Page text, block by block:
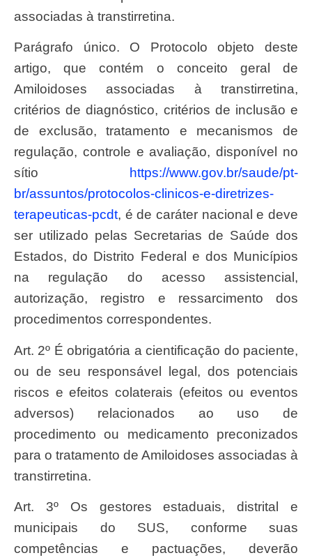
associadas à transtirretina.
Parágrafo único. O Protocolo objeto deste
artigo, que contém o conceito geral de
Amiloidoses associadas à transtirretina,
critérios de diagnóstico, critérios de inclusão e
de exclusão, tratamento e mecanismos de
regulação, controle e avaliação, disponível no
sítio
https://www.gov.br/saude/pt-
br/assuntos/protocolos-clinicos-e-diretrizes-
terapeuticas-pcdt, é de caráter nacional e deve
ser utilizado pelas Secretarias de Saúde dos
Estados, do Distrito Federal e dos Municípios
na regulação do acesso assistencial,
autorização, registro e ressarcimento dos
procedimentos correspondentes.
Art. 2º É obrigatória a cientificação do paciente,
ou de seu responsável legal, dos potenciais
riscos e efeitos colaterais (efeitos ou eventos
adversos) relacionados ao uso de
procedimento ou medicamento preconizados
para o tratamento de Amiloidoses associadas à
transtirretina.
Art. 3º Os gestores estaduais, distrital e
municipais do SUS, conforme suas
competências e pactuações, deverão